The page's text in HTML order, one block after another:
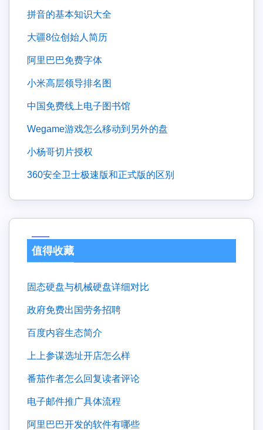
拼音的基本知识大全
大疆8位创始人简历
阿里巴巴免费字体
小米高层领导排名图
中国免费线上电子图书馆
wegame游戏怎么移动到另外的盘
小杨哥切片授权
360安全卫士极速版和正式版的区别
值得收藏
固态硬盘与机械硬盘详细对比
政府免费出国劳务招聘
百度内容生态简介
上上参谋选址开店怎么样
番茄作者怎么回复读者评论
电子邮件推广具体流程
阿里巴巴开发的软件有哪些